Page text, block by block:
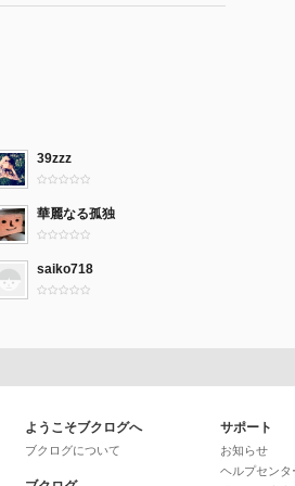
39zzz
華麗なる孤独
saiko718
ようこそブクログへ
ブクログについて
サポート
お知らせ
ヘルプセンタ